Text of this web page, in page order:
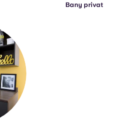
Bany privat